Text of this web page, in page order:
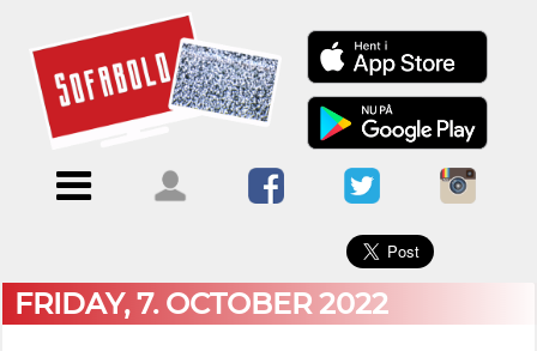
Menu
ForsideKalendere
Blogs
Om
Sofabold
Kontakt
bruger
×
FRIDAY, 7. OCTOBER 2022